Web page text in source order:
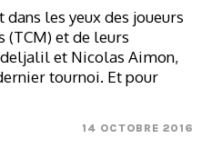
les yeux des joueurs
(TCM) et de leurs
et Nicolas Aimon,
tournoi. Et pour
14 OCTOBRE 2016